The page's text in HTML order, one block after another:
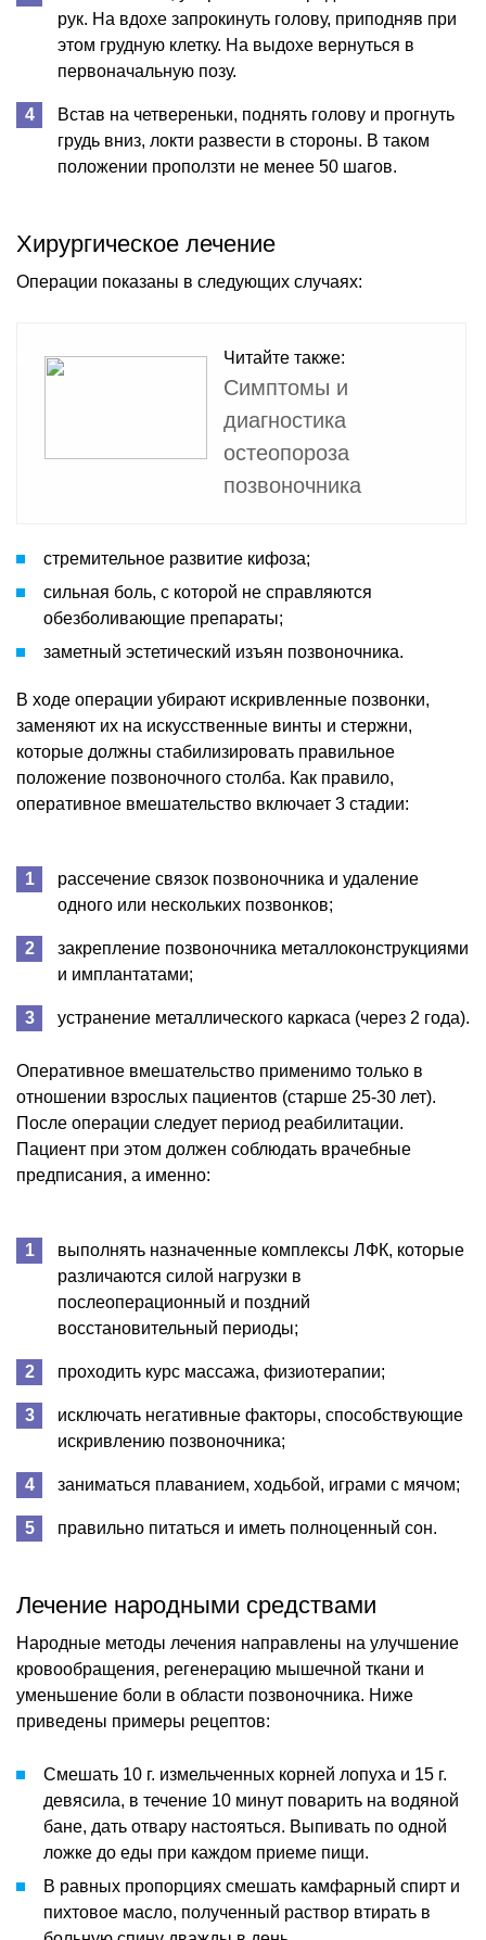
рук. На вдохе запрокинуть голову, приподняв при
этом грудную клетку. На выдохе вернуться в
первоначальную позу.
Встав на четвереньки, поднять голову и прогнуть
грудь вниз, локти развести в стороны. В таком
положении проползти не менее 50 шагов.
Хирургическое лечение
Операции показаны в следующих случаях:
Читайте также:
Симптомы и
диагностика
остеопороза
позвоночника
стремительное развитие кифоза;
сильная боль, с которой не справляются
обезболивающие препараты;
заметный эстетический изъян позвоночника.
В ходе операции убирают искривленные позвонки,
заменяют их на искусственные винты и стержни,
которые должны стабилизировать правильное
положение позвоночного столба. Как правило,
оперативное вмешательство включает 3 стадии:
рассечение связок позвоночника и удаление
одного или нескольких позвонков;
закрепление позвоночника металлоконструкциями
и имплантатами;
устранение металлического каркаса (через 2 года).
Оперативное вмешательство применимо только в
отношении взрослых пациентов (старше 25-30 лет).
После операции следует период реабилитации.
Пациент при этом должен соблюдать врачебные
предписания, а именно:
выполнять назначенные комплексы ЛФК, которые
различаются силой нагрузки в
послеоперационный и поздний
восстановительный периоды;
проходить курс массажа, физиотерапии;
исключать негативные факторы, способствующие
искривлению позвоночника;
заниматься плаванием, ходьбой, играми с мячом;
правильно питаться и иметь полноценный сон.
Лечение народными средствами
Народные методы лечения направлены на улучшение
кровообращения, регенерацию мышечной ткани и
уменьшение боли в области позвоночника. Ниже
приведены примеры рецептов:
Смешать 10 г. измельченных корней лопуха и 15 г.
девясила, в течение 10 минут поварить на водяной
бане, дать отвару настояться. Выпивать по одной
ложке до еды при каждом приеме пищи.
В равных пропорциях смешать камфарный спирт и
пихтовое масло, полученный раствор втирать в